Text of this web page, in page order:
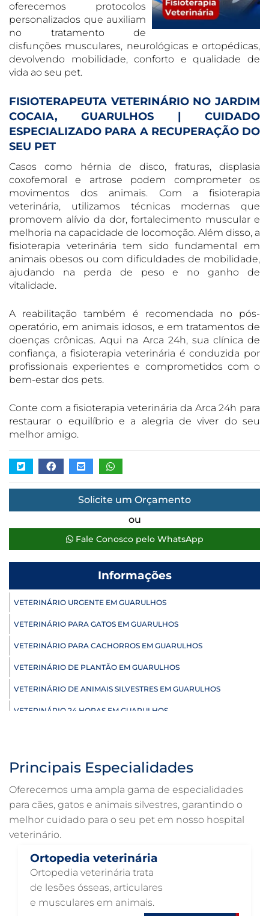
oferecemos protocolos
personalizados que auxiliam
no tratamento de
disfunções musculares, neurológicas e ortopédicas,
devolvendo mobilidade, conforto e qualidade de
vida ao seu pet.
FISIOTERAPEUTA VETERINÁRIO NO JARDIM
COCAIA, GUARULHOS | CUIDADO
ESPECIALIZADO PARA A RECUPERAÇÃO DO
SEU PET
Casos como hérnia de disco, fraturas, displasia
coxofemoral e artrose podem comprometer os
movimentos dos animais. Com a fisioterapia
veterinária, utilizamos técnicas modernas que
promovem alívio da dor, fortalecimento muscular e
melhoria na capacidade de locomoção. Além disso, a
fisioterapia veterinária tem sido fundamental em
animais obesos ou com dificuldades de mobilidade,
ajudando na perda de peso e no ganho de
vitalidade.
A reabilitação também é recomendada no pós-
operatório, em animais idosos, e em tratamentos de
doenças crônicas. Aqui na Arca 24h, sua clínica de
confiança, a fisioterapia veterinária é conduzida por
profissionais experientes e comprometidos com o
bem-estar dos pets.
Conte com a fisioterapia veterinária da Arca 24h para
restaurar o equilíbrio e a alegria de viver do seu
melhor amigo.
Solicite um Orçamento
ou
Fale Conosco pelo WhatsApp
Informações
VETERINÁRIO URGENTE EM GUARULHOS
VETERINÁRIO PARA GATOS EM GUARULHOS
VETERINÁRIO PARA CACHORROS EM GUARULHOS
VETERINÁRIO DE PLANTÃO EM GUARULHOS
VETERINÁRIO DE ANIMAIS SILVESTRES EM GUARULHOS
VETERINÁRIO 24 HORAS EM GUARULHOS
ULTRASSONOGRAFIA PARA CACHORRO EM GUARULHOS
ULTRASSOM VETERINÁRIO EM GUARULHOS
TRATAMENTO DE ANIMAIS EM GUARULHOS
RAIO X VETERINÁRIO EM GUARULHOS
PNEUMOLOGIA VETERINÁRIA EM GUARULHOS
OTOSCOPIA VETERINÁRIA EM GUARULHOS
OTOSCOPIA DIGITAL VETERINÁRIA EM GUARULHOS
Principais Especialidades
Oferecemos uma ampla gama de especialidades
para cães, gatos e animais silvestres, garantindo o
melhor cuidado para o seu pet em nosso hospital
veterinário.
Ortopedia veterinária
Ortopedia veterinária trata
de lesões ósseas, articulares
e musculares em animais.